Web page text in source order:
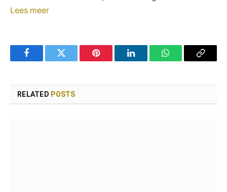
Lees meer
FacebookTwitter Pinterest LinkedInWhatsAppCopy
RELATED POSTS